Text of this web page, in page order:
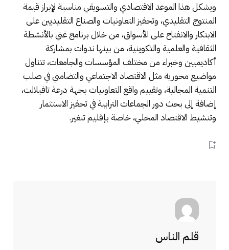
ويشكل هذا الموعد الاقتصادي والتسويقي مناسبة لإبراز قيمة
المنتوج التقليدي، وتحفيز التعاونيات والصناع التقليديين على
الابتكار والانفتاح على الأسواق، من خلال برنامج غني بالأنشطة
الثقافية والعلمية والتكوينية، من بينها ندوات بمشاركة
أكاديميين وخبراء من مختلف المؤسسات والجامعات، تتناول
مواضيع محورية مثل الاقتصاد الاجتماعي والتضامني في صلب
التنمية المجالية، وتقييم واقع التعاونيات بجهة درعة تافيلالت،
إضافة إلى بحث دور الجماعات الترابية في تحفيز الاستثمار
وتنشيط الاقتصاد المحلي، خاصة بإقليم تنغير.
قلم الناس